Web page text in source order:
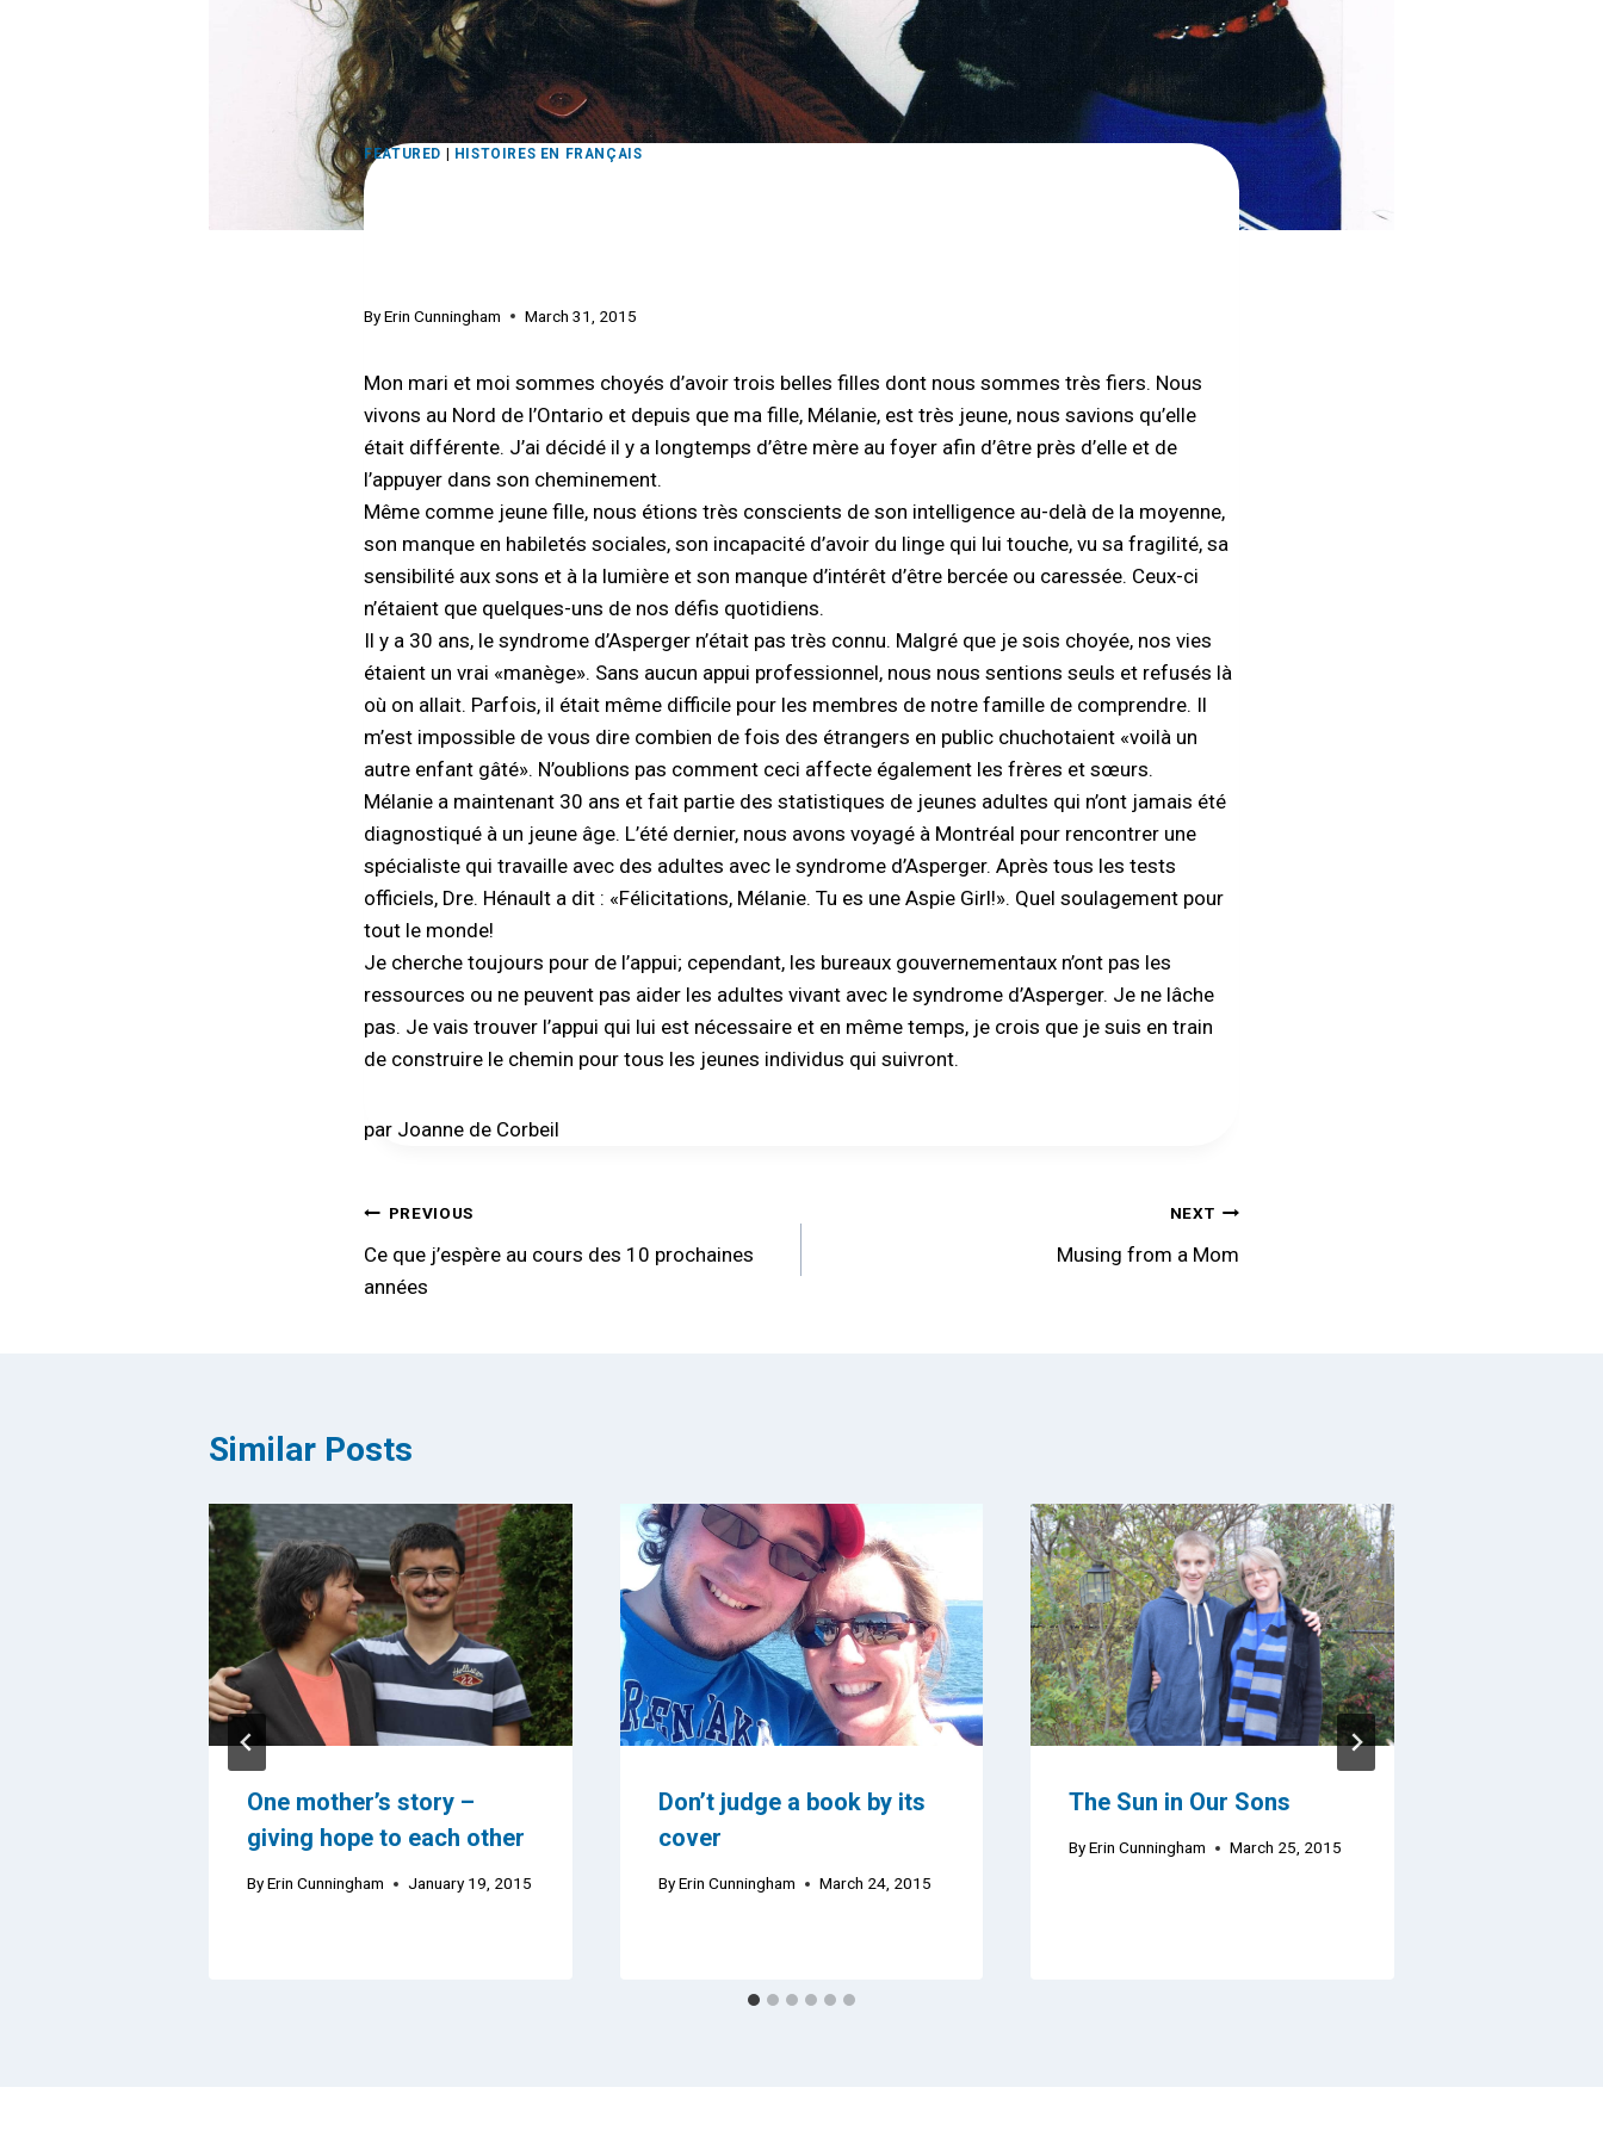
FEATURED HISTOIRES EN FRANÇAIS
Ce que j’espère au cours des 10 prochaines
ByErin Cunningham March 31, 2015
Mon mari et moi sommes choyés d’avoir trois belles filles dont nous sommes très fiers. Nous
vivons au Nord de l’Ontario et depuis que ma fille, Mélanie, est très jeune, nous savions qu’elle
était différente. J’ai décidé il y a longtemps d’être mère au foyer afin d’être près d’elle et de
l’appuyer dans son cheminement.
Même comme jeune fille, nous étions très conscients de son intelligence au-delà de la moyenne,
son manque en habiletés sociales, son incapacité d’avoir du linge qui lui touche, vu sa fragilité, sa
sensibilité aux sons et à la lumière et son manque d’intérêt d’être bercée ou caressée. Ceux-ci
n’étaient que quelques-uns de nos défis quotidiens.
Il y a 30 ans, le syndrome d’Asperger n’était pas très connu. Malgré que je sois choyée, nos vies
étaient un vrai «manège». Sans aucun appui professionnel, nous nous sentions seuls et refusés là
où on allait. Parfois, il était même difficile pour les membres de notre famille de comprendre. Il
m’est impossible de vous dire combien de fois des étrangers en public chuchotaient «voilà un
autre enfant gâté». N’oublions pas comment ceci affecte également les frères et sœurs.
Mélanie a maintenant 30 ans et fait partie des statistiques de jeunes adultes qui n’ont jamais été
diagnostiqué à un jeune âge. L’été dernier, nous avons voyagé à Montréal pour rencontrer une
spécialiste qui travaille avec des adultes avec le syndrome d’Asperger. Après tous les tests
officiels, Dre. Hénault a dit : «Félicitations, Mélanie. Tu es une Aspie Girl!». Quel soulagement pour
tout le monde!
Je cherche toujours pour de l’appui; cependant, les bureaux gouvernementaux n’ont pas les
ressources ou ne peuvent pas aider les adultes vivant avec le syndrome d’Asperger. Je ne lâche
pas. Je vais trouver l’appui qui lui est nécessaire et en même temps, je crois que je suis en train
de construire le chemin pour tous les jeunes individus qui suivront.
par Joanne de Corbeil
Post
navigation
PREVIOUS
Ce que j’espère au cours des 10 prochaines
années
NEXT
Musing from a Mom
Similar Posts
One mother’s story –
giving hope to each other
ByErin Cunningham January 19, 2015
Don’t judge a book by its
cover
By Erin Cunningham March 24, 2015
The Sun in Our Sons
ByErin Cunningham March 25, 2015